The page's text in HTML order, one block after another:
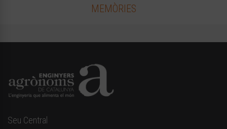
MEMÒRIES
Seu Central